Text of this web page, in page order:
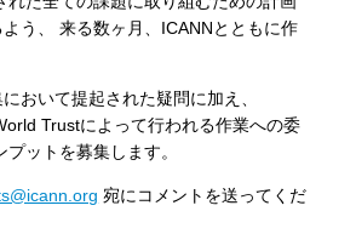
う、 来る数ヶ月、ICANNとともに作
おいて提起された疑問に加え、
Trustによって行われる作業への委
ットを募集します。
宛にコメントを送ってくだ